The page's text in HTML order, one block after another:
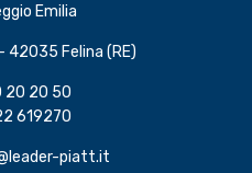
Emilia
42035 Felina (RE)
20 20 50
619270
piatt.it